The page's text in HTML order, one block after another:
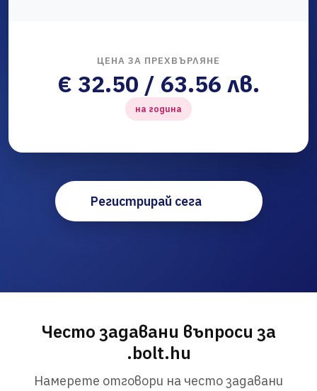
ЦЕНА ЗА ПРЕХВЪРЛЯНЕ
€ 32.50 / 63.56 лв.
на година
Регистрирай сега
Често задавани въпроси за
.bolt.hu
Намерете отговори на често задавани